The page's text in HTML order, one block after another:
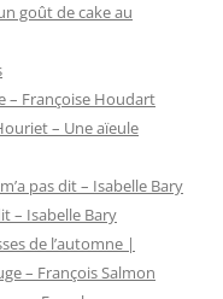
goût de cake au
– Françoise Houdart
– Une aïeule
pas dit – Isabelle Bary
– Isabelle Bary
de l’automne |
– François Salmon